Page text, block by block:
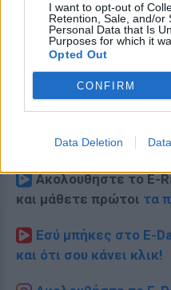
I want to opt-out of
Retention, Sale, and/or
Personal Data that Is
Purposes for which it
Opted Out
CONFIRM
Data Deletion
Ακολουθήστε το E-
και μάθετε πρώτοι τα
Εσύ μπήκες στο E-
και ότι σου κάνει κλικ!